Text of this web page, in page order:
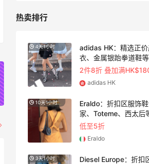
热卖排行
4天1小时
adidas HK：精选正
衣、金属银跆拳道鞋等
2件8折 叠加满
adidas HK
10天1小时
Eraldo：折扣区服饰
家、Toteme、西太后
低至5折
Eraldo
3天1小时
Diesel Europe：折扣